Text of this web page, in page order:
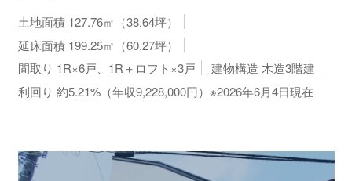
土地面積 127.76㎡（38.64坪）
延床面積 199.25㎡（60.27坪）
間取り 1R×6戸、1R＋ロフト×3戸
建物構造 木造3階建
利回り 約5.21%（年収9,228,000円）※2026年6月4日現在